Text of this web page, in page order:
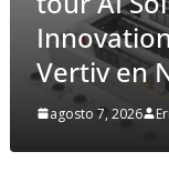
de
prediseñada de
Vertiv™360AI
para
computación de
alto rendimiento
se presentará